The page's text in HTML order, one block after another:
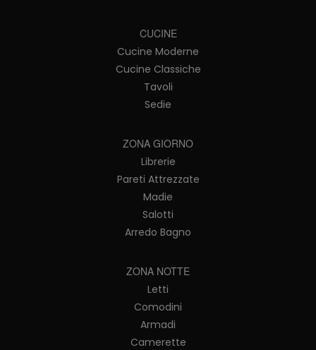
CUCINE
Cucine Moderne
Cucine Classiche
Tavoli
Sedie
ZONA GIORNO
Librerie
Pareti Attrezzate
Madie
Salotti
Arredo Bagno
ZONA NOTTE
Letti
Comodini
Armadi
Camerette